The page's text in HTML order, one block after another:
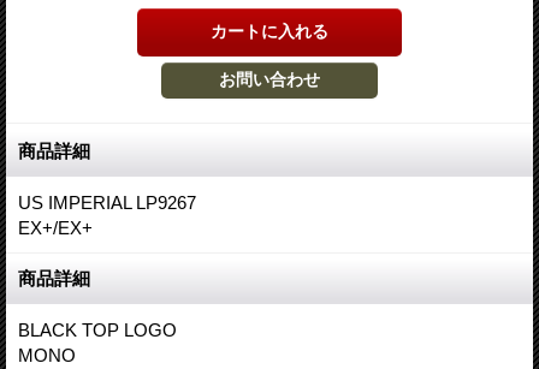
商品詳細
US IMPERIAL LP9267
EX+/EX+
商品詳細
BLACK TOP LOGO
MONO